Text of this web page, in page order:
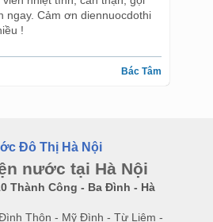
ngay. Cảm ơn diennuocdothi
!
Bác Tâm
Đô Thị Hà Nội
nước tại Hà Nội
Thành Công - Ba Đình - Hà
Thôn - Mỹ Đình - Từ Liêm -